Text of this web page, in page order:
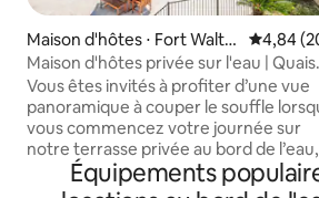
Maison d'hôtes ⋅ Fort Walto
n Beach
4,84
Maison d'hôtes privée sur l'eau | Quais
pour bateaux !
Vous êtes invités à profiter d’une vue
panoramique à couper le souffle
vous commencez votre journée sur
notre terrasse privée au bord de l’eau,
au deuxième étage. Cette charmante
maison de plage propose 1 lit Queen
Équipements